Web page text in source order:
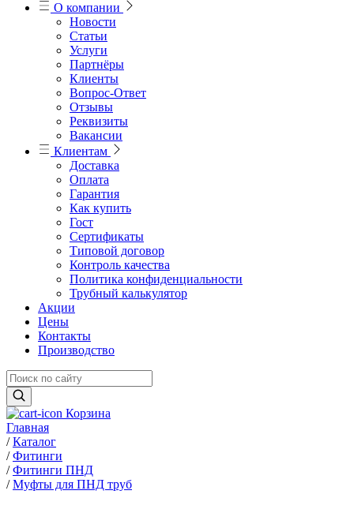
О компании
Новости
Статьи
Услуги
Партнёры
Клиенты
Вопрос-Ответ
Отзывы
Реквизиты
Вакансии
Клиентам
Доставка
Оплата
Гарантия
Как купить
Гост
Сертификаты
Типовой договор
Контроль качества
Политика конфиденциальности
Трубный калькулятор
Акции
Цены
Контакты
Производство
Корзина
Главная
/ Каталог
/ Фитинги
/ Фитинги ПНД
/ Муфты для ПНД труб